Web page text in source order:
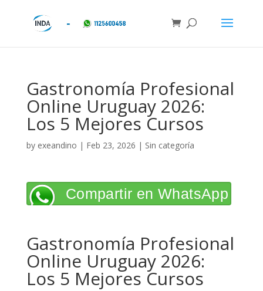
Gastronomía Profesional
Online Uruguay 2026:
Los 5 Mejores Cursos
by exeandino | Feb 23, 2026 | Sin categoría
Compartir en WhatsApp
Gastronomía Profesional
Online Uruguay 2026:
Los 5 Mejores Cursos